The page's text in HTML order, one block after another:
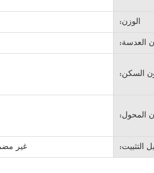
الوزن:
العدسة:
السكن:
المحول:
التثبيت: غير